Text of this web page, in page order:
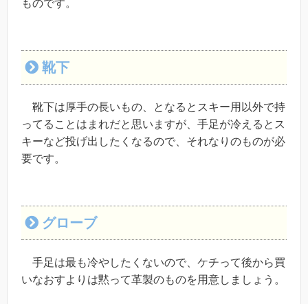
ものです。
靴下
靴下は厚手の長いもの、となるとスキー用以外で持
ってることはまれだと思いますが、手足が冷えるとス
キーなど投げ出したくなるので、それなりのものが必
要です。
グローブ
手足は最も冷やしたくないので、ケチって後から買
いなおすよりは黙って革製のものを用意しましょう。